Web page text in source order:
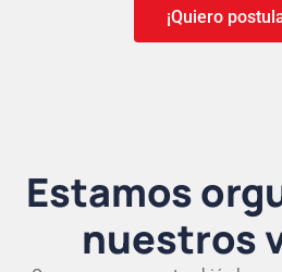
¡Quiero
Estamos
nuestros